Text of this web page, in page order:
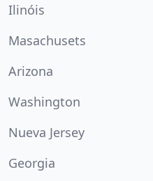
Ilinóis
Masachusets
Arizona
Washington
Nueva Jersey
Georgia